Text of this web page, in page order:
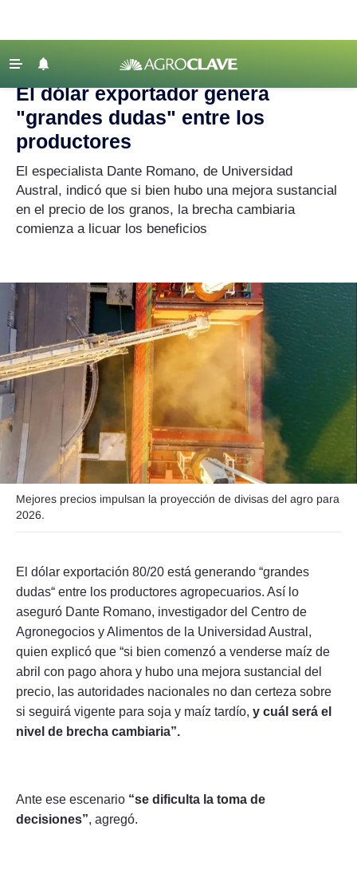
Agricultura
Ganadería
Lechería
Tecnología
Maquinaria agrícola
Agronegocios
Mercados
Seguinos
‹ VOLVER
Agroclave Mercados | dólar exportador
El dólar exportador genera
"grandes dudas" entre los
productores
El especialista Dante Romano, de Universidad
Austral, indicó que si bien hubo una mejora sustancial
en el precio de los granos, la brecha cambiaria
comienza a licuar los beneficios
Mejores precios impulsan la proyección de divisas del agro para
2026.
El dólar exportación 80/20 está generando “grandes
dudas“ entre los productores agropecuarios. Así lo
aseguró Dante Romano, investigador del Centro de
Agronegocios y Alimentos de la Universidad Austral,
quien explicó que “si bien comenzó a venderse maíz de
abril con pago ahora y hubo una mejora sustancial del
precio, las autoridades nacionales no dan certeza sobre
si seguirá vigente para soja y maíz tardío, y cuál será el
nivel de brecha cambiaria”.
Ante ese escenario “se dificulta la toma de
decisiones”, agregó.